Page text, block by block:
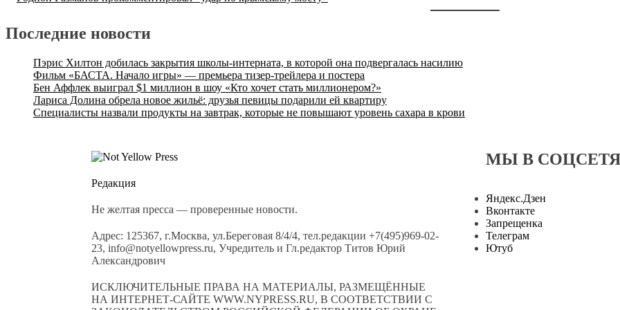
Последние новости
Пэрис Хилтон добилась закрытия школы-интерната, в которой она подвергалась насилию
Фильм «БАСТА. Начало игры» — премьера тизер-трейлера и постера
Бен Аффлек выиграл $1 миллион в шоу «Кто хочет стать миллионером?»
Лариса Долина обрела новое жильё: друзья певицы подарили ей квартиру
Специалисты назвали продукты на завтрак, которые не повышают уровень сахара в крови
Редакция
Не желтая пресса — проверенные новости.
Адрес: 125367, г.Москва, ул.Береговая 8/4/4, тел.редакции +7(495)969-02-
23, info@notyellowpress.ru, Учредитель и Гл.редактор Титов Юрий
Александрович
ИСКЛЮЧИТЕЛЬНЫЕ ПРАВА НА МАТЕРИАЛЫ, РАЗМЕЩЁННЫЕ
НА ИНТЕРНЕТ-САЙТЕ WWW.NYPRESS.RU, В СООТВЕТСТВИИ С
МЫ В
Яндекс.Дзен
Вконтакте
Запрещенка
Телеграм
Ютуб